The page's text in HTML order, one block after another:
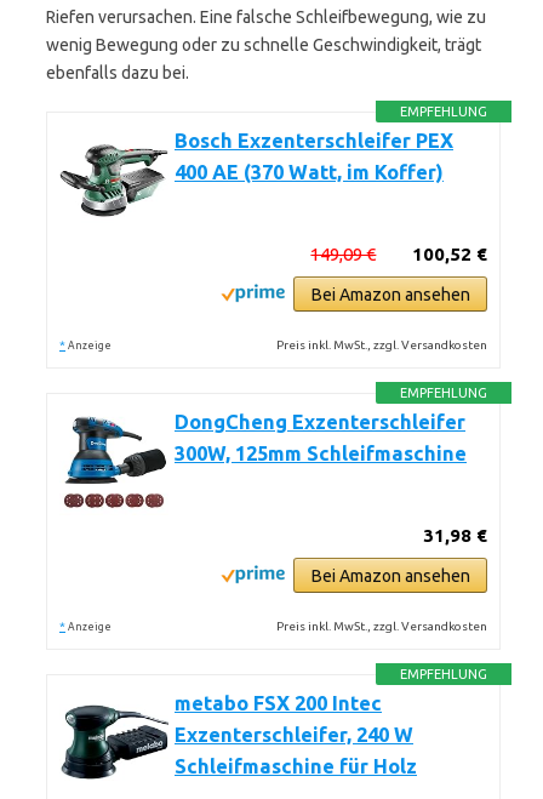
Riefen verursachen. Eine falsche Schleifbewegung, wie zu
wenig Bewegung oder zu schnelle Geschwindigkeit, trägt
ebenfalls dazu bei.
EMPFEHLUNG
Bosch Exzenterschleifer PEX
400 AE (370 Watt, im Koffer)
100,52 €
149,09 €
Bei Amazon ansehen
* Anzeige Preis inkl. MwSt., zzgl. Versandkosten
EMPFEHLUNG
DongCheng Exzenterschleifer
300W, 125mm Schleifmaschine
31,98 €
Bei Amazon ansehen
* Anzeige Preis inkl. MwSt., zzgl. Versandkosten
EMPFEHLUNG
metabo FSX 200 Intec
Exzenterschleifer, 240 W
Schleifmaschine für Holz